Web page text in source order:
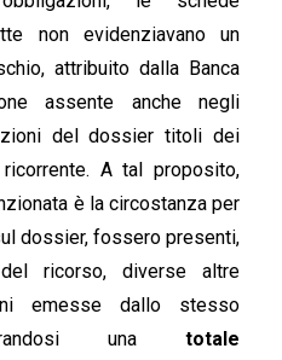
non evidenziavano un
attribuito dalla Banca
assente anche negli
del dossier titoli dei
A tal proposito,
è la circostanza per
dossier, fossero presenti,
ricorso, diverse altre
emesse dallo stesso
una totale